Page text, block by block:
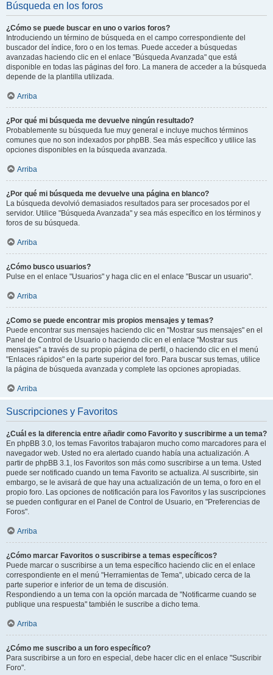
Búsqueda en los foros
¿Cómo se puede buscar en uno o varios foros?
Introduciendo un término de búsqueda en el campo correspondiente del
buscador del índice, foro o en los temas. Puede acceder a búsquedas
avanzadas haciendo clic en el enlace "Búsqueda Avanzada" que está
disponible en todas las páginas del foro. La manera de acceder a la búsqueda
depende de la plantilla utilizada.
Arriba
¿Por qué mi búsqueda me devuelve ningún resultado?
Probablemente su búsqueda fue muy general e incluye muchos términos
comunes que no son indexados por phpBB. Sea más específico y utilice las
opciones disponibles en la búsqueda avanzada.
Arriba
¿Por qué mi búsqueda me devuelve una página en blanco?
La búsqueda devolvió demasiados resultados para ser procesados por el
servidor. Utilice "Búsqueda Avanzada" y sea más específico en los términos y
foros de su búsqueda.
Arriba
¿Cómo busco usuarios?
Pulse en el enlace "Usuarios" y haga clic en el enlace "Buscar un usuario".
Arriba
¿Como se puede encontrar mis propios mensajes y temas?
Puede encontrar sus mensajes haciendo clic en "Mostrar sus mensajes" en el
Panel de Control de Usuario o haciendo clic en el enlace "Mostrar sus
mensajes" a través de su propio página de perfil, o haciendo clic en el menú
"Enlaces rápidos" en la parte superior del foro. Para buscar sus temas, utilice
la página de búsqueda avanzada y complete las opciones apropiadas.
Arriba
Suscripciones y Favoritos
¿Cuál es la diferencia entre añadir como Favorito y suscribirme a un tema?
En phpBB 3.0, los temas Favoritos trabajaron mucho como marcadores para el
navegador web. Usted no era alertado cuando había una actualización. A
partir de phpBB 3.1, los Favoritos son más como suscribirse a un tema. Usted
puede ser notificado cuando un tema Favorito se actualiza. Al suscribirte, sin
embargo, se le avisará de que hay una actualización de un tema, o foro en el
propio foro. Las opciones de notificación para los Favoritos y las suscripciones
se pueden configurar en el Panel de Control de Usuario, en "Preferencias de
Foros".
Arriba
¿Cómo marcar Favoritos o suscribirse a temas específicos?
Puede marcar o suscribirse a un tema específico haciendo clic en el enlace
correspondiente en el menú "Herramientas de Tema", ubicado cerca de la
parte superior e inferior de un tema de discusión.
Respondiendo a un tema con la opción marcada de "Notificarme cuando se
publique una respuesta" también le suscribe a dicho tema.
Arriba
¿Cómo me suscribo a un foro específico?
Para suscribirse a un foro en especial, debe hacer clic en el enlace "Suscribir
Foro".